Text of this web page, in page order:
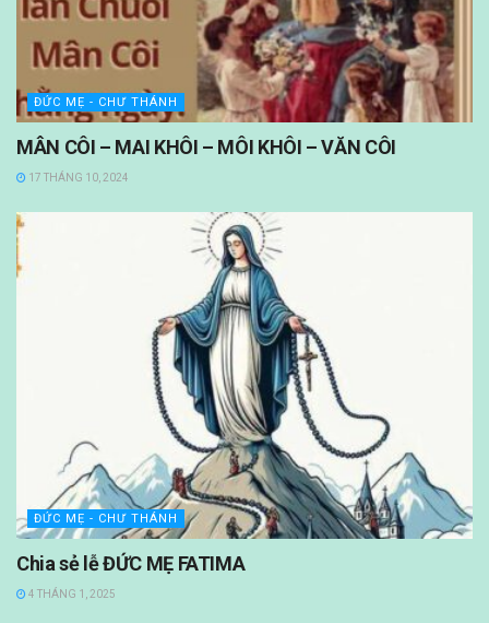
ĐỨC MẸ - CHƯ THÁNH
MÂN CÔI – MAI KHÔI – MÔI KHÔI – VĂN CÔI
17 THÁNG 10, 2024
ĐỨC MẸ - CHƯ THÁNH
Chia sẻ lễ ĐỨC MẸ FATIMA
4 THÁNG 1, 2025